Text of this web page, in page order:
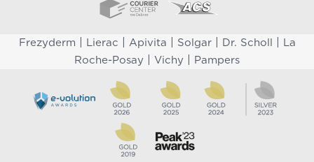
Frezyderm Lierac Apivita Solgar| Dr. Scholl
La
Roche-Posay
Vichy Pampers